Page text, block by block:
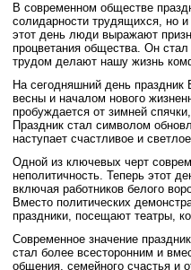
В современном обществе
солидарности трудящихся, но
этот день люди выражают
процветания общества. Он
трудом делают нашу жизнь
На сегодняшний день
весны и началом нового
пробуждается от зимней
Праздник стал символом
наступает счастливое и
Одной из ключевых черт
неполитичность. Теперь этот
включая работников белого
Вместо политических
праздники, посещают театры,
Современное значение
стал более всесторонним и
общения, семейного счастья и